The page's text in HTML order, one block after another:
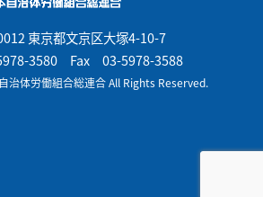
東京都文京区大塚4-10-7
3580Fax 03-5978-3588
治体労働組合総連合 All Rights Reserved.